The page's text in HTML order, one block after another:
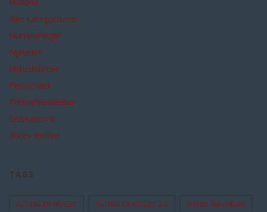
Ikke kategoriseret
Nomineringer
Nyheder
Nyhedsbreve
Personalet
Pressemeddelser
Selskaberne
Vores Venner
ALTING ER NOGET ALTING ER NOGET 2.0 Anette Støvelbæk